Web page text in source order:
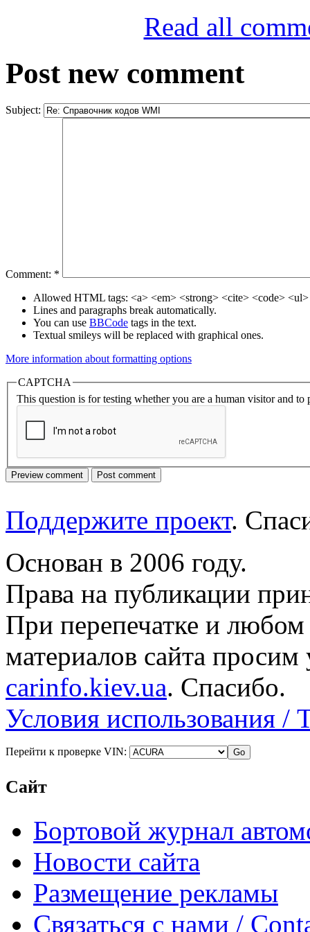
Read all
Post new comment
Subject:
Comment: *
Allowed HTML tags: <a> <em> <strong> <cite> <code>
Lines and paragraphs break automatically.
You can use BBCode tags in the text.
Textual smileys will be replaced with graphical ones.
More information about formatting options
CAPTCHA
This question is for testing whether you are a human visitor and to
Поддержите проект.
Основан в 2006 году.
Права на публикации
При перепечатке и
материалов сайта просим
carinfo.kiev.ua. Спасибо.
Условия использования /
Перейти к проверке VIN:
Сайт
Бортовой журнал
Новости сайта
Размещение рекламы
Связаться с нами /